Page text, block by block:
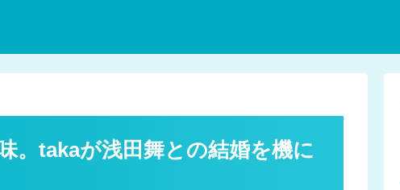
。takaが浅田舞との結婚を機に